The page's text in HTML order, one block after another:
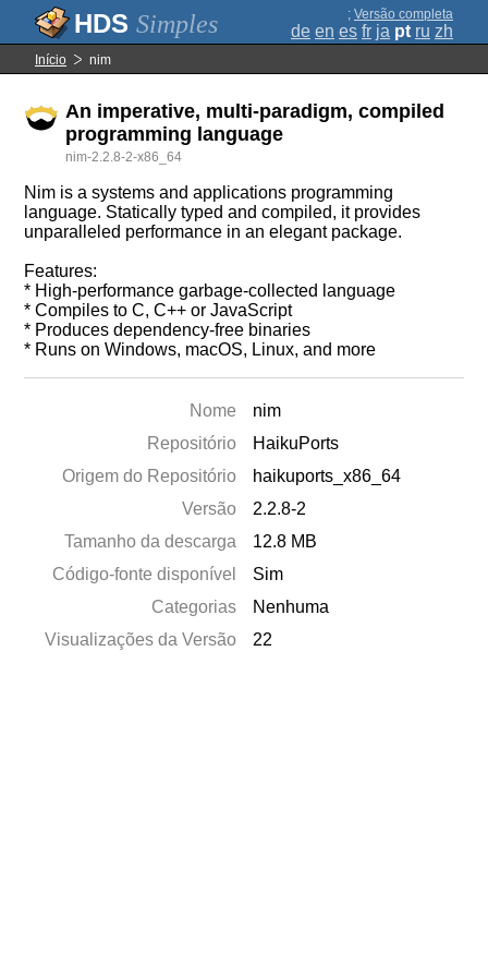
Simples ; Versão completa
de en es fr ja pt ru zh
Início nim
An imperative, multi-paradigm, compiled
programming language
nim-2.2.8-2-x86_64
Nim is a systems and applications programming
language. Statically typed and compiled, it provides
unparalleled performance in an elegant package.
Features:
* High-performance garbage-collected language
* Compiles to C, C++ or JavaScript
* Produces dependency-free binaries
* Runs on Windows, macOS, Linux, and more
Nome
nim
Repositório
HaikuPorts
Origem do Repositório
haikuports_x86_64
Versão
2.2.8-2
Tamanho da descarga
12.8 MB
Código-fonte disponível
Sim
Categorias
Nenhuma
Visualizações da Versão
22